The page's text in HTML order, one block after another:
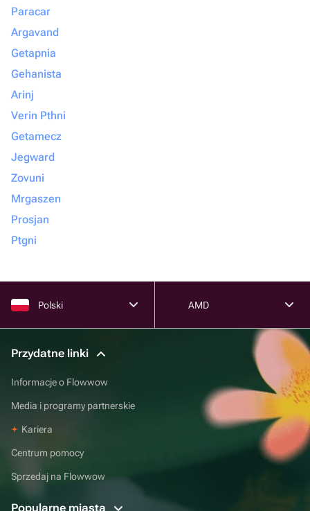
Paracar
Argavand
Getapnia
Gehanista
Arinj
Verin Pthni
Getamecz
Jegward
Zovuni
Mrgaszen
Prosjan
Ptgni
Polski AMD
Przydatne linki
Informacje o Flowwow
Media i programy partnerskie
Kariera
Centrum pomocy
Sprzedaj na Flowwow
Popularne miasta